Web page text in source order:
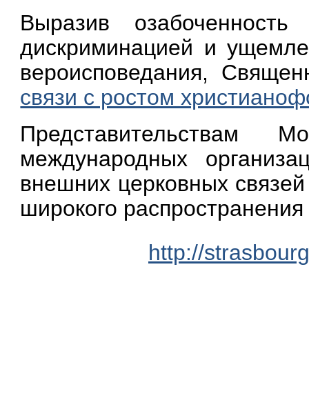
Выразив
дискриминацией и
вероисповедания,
связи с ростом
Представительствам
международных
внешних церковных
широкого
http://